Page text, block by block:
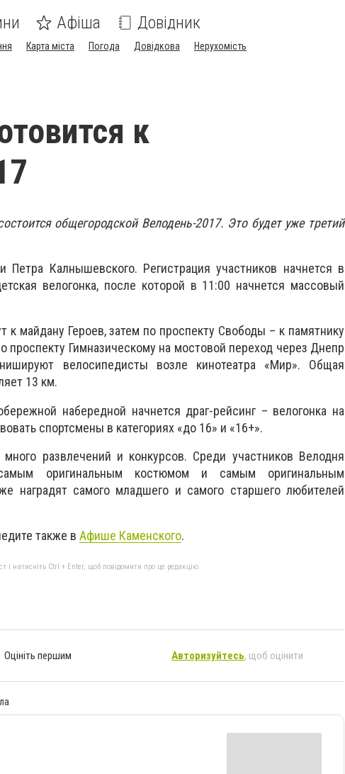
Афіша Довідник
Карта міста Погода Довідкова Нерухомість
к
общегородской Велодень-2017. Это будет уже третий
Петра Калнышевского. Регистрация участников начнется в
велогонка, после которой в 11:00 начнется массовый
к майдану Героев, затем по проспекту Свободы – к памятнику
проспекту Гимназическому на мостовой переход через Днепр
велосипедисты возле кинотеатра «Мир». Общая
13 км.
набередной начнется драг-рейсинг – велогонка на
спортсмены в категориях «до 16» и «16+».
развлечений и конкурсов. Среди участников Велодня
оригинальным костюмом и самым оригинальным
наградят самого младшего и самого старшего любителей
также в Афише Каменского.
і натисніть Ctrl + Enter, щоб повідомити про це редакцію
Оцініть першим Авторизуйтесь, щоб оцінити